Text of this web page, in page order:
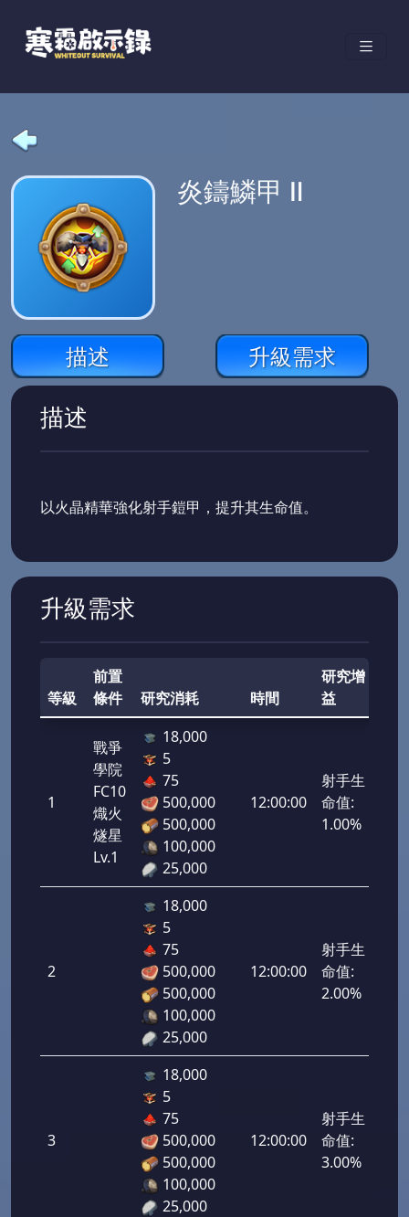
炎鑄鱗甲 Ⅱ
描述 升級需求
描述
以火晶精華強化射手鎧甲，提升其生命值。
升級需求
等級
前置
條件
研究消耗 時間
研究增
益
1
戰爭
學院
FC10
熾火
燧星
Lv.1
18,000
5
75
500,000
500,000
100,000
25,000
12:00:00
射手生
命值:
1.00%
2
18,000
5
75
500,000
500,000
100,000
25,000
12:00:00
射手生
命值:
2.00%
3
18,000
5
75
500,000
500,000
100,000
25,000
12:00:00
射手生
命值:
3.00%